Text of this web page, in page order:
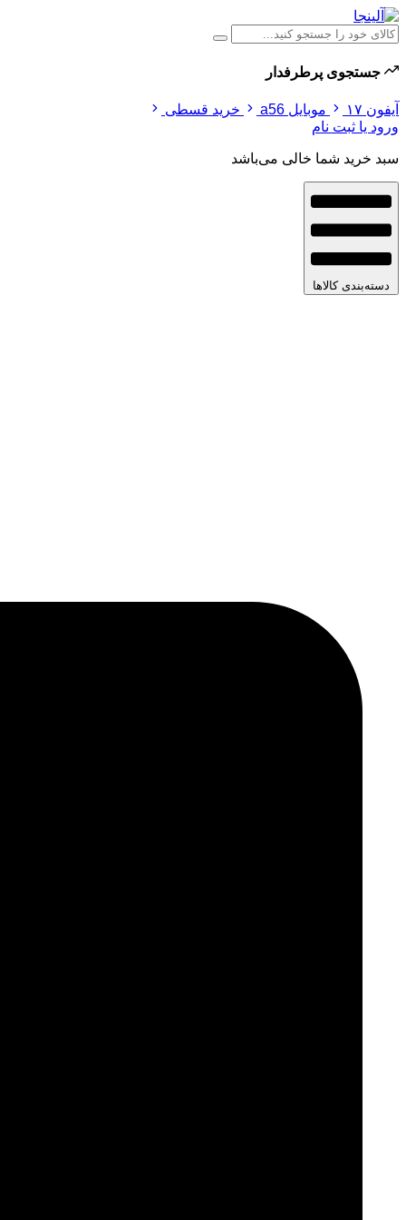
جستجوی پرطرفدار
آیفون ۱۷ موبایل a56
خرید قسطی
ورود یا ثبت نام
سبد خرید شما خالی می‌باشد
دسته‌بندی کالاها